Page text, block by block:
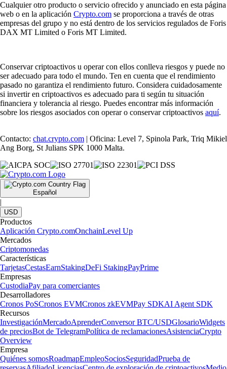
Cualquier otro producto o servicio ofrecido y anunciado en esta página
web o en la aplicación Crypto.com se proporciona a través de otras
empresas del grupo y no está dentro de los servicios regulados de Foris
DAX MT Limited o Foris MT Limited.
Conservar criptoactivos u operar con ellos conlleva riesgos y puede no
ser adecuado para todo el mundo. Ten en cuenta que el rendimiento
pasado no garantiza el rendimiento futuro. Considera cuidadosamente
si invertir en criptoactivos es adecuado para ti según tu situación
financiera y tolerancia al riesgo. Puedes encontrar más información
sobre los riesgos asociados con operar o conservar criptoactivos aquí.
Contacto: chat.crypto.com | Oficina: Level 7, Spinola Park, Triq Mikiel
Ang Borg, St Julians SPK 1000 Malta.
Español
|
USD
Productos
Aplicación Crypto.comOnchainLevel Up
Mercados
Criptomonedas
Características
TarjetasCestasEarnStakingDeFi StakingPayPrime
Empresas
CustodiaPay para comerciantes
Desarrolladores
Cronos PoSCronos EVMCronos zkEVMPay SDKAI Agent SDK
Recursos
InvestigaciónMercadoAprenderConversor BTC/USDGlosarioWidgets
de preciosBot de TelegramPolítica de reclamacionesAsistenciaCrypto
Overview
Empresa
Quiénes somosRoadmapEmpleoSociosSeguridadPrueba de